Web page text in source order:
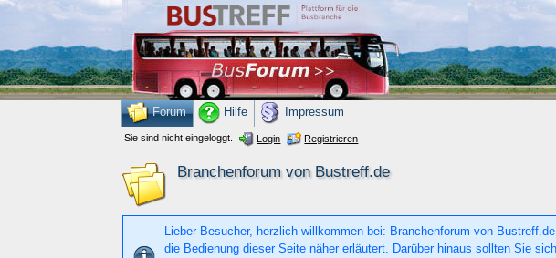
Forum Hilfe Impressum
Sie sind nicht eingeloggt. Login Registrieren
Branchenforum von Bustreff.de
Lieber Besucher, herzlich willkommen bei: Branchenforum von
die Bedienung dieser Seite näher erläutert. Darüber hinaus sollten Sie